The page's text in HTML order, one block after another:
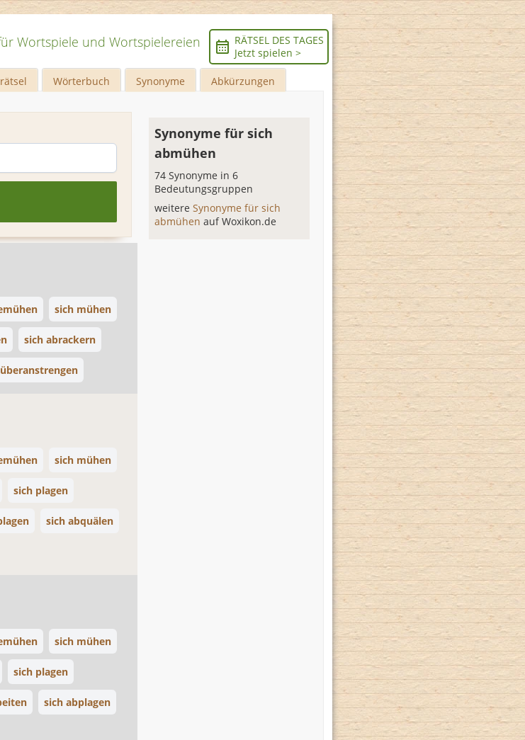
Wortspiele und Wortspielereien
RÄTSEL DES TAGES
Jetzt spielen >
Wörterbuch Synonyme Abkürzungen
sich mühen
sich abrackern
sich mühen
sich plagen
sich abquälen
sich mühen
sich plagen
sich abplagen
Synonyme für sich
abmühen
74 Synonyme in 6
Bedeutungsgruppen
weitereSynonyme für sich
abmühenauf Woxikon.de